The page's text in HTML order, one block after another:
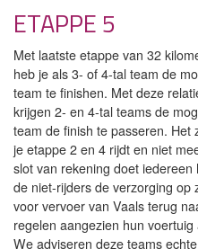
ETAPPE 5
Met laatste etappe van 32
heb je als 3- of 4-tal team de
team te finishen. Met deze
krijgen 2- en 4-tal teams de
team de finish te passeren. Het
je etappe 2 en 4 rijdt en niet
slot van rekening doet
de niet-rijders de verzorging op
voor vervoer van Vaals terug
regelen aangezien hun
We adviseren deze teams